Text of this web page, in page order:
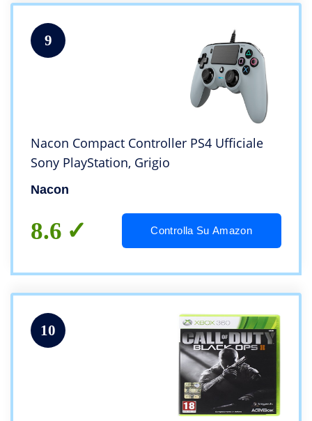
9
Nacon Compact Controller PS4 Ufficiale
Sony PlayStation, Grigio
Nacon
8.6 Controlla Su Amazon
10